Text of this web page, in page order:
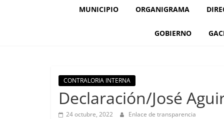
MUNICIPIO ORGANIGRAMA
GOBIERNO
CONTRALORIA INTERNA
Declaración/José
24 octubre, 2022 Enlace de transparencia